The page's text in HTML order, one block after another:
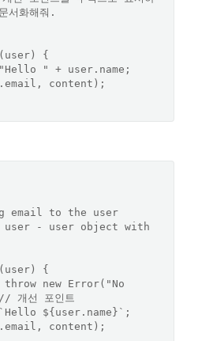
서화해줘.
{
user - user object with
( user) {
throw new Error( "No
// 개선 포인트
`Hello ${user.name} `;
email , content);